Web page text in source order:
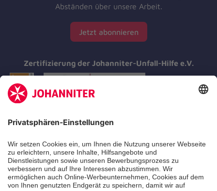
Abständen über unsere Arbeit.
Jetzt abonnieren
Zertifizierung der Johanniter-Unfall-Hilfe e.V.
Aus- & Fortbildung
Erste-Hilfe-Kurse